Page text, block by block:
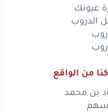
وجنوني
عيوني
إلهامي
وجنوني
عيونك
الدروب
من الواقع
بن محمد
سهم